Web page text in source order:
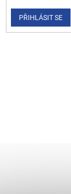
PŘIHLÁSIT SE